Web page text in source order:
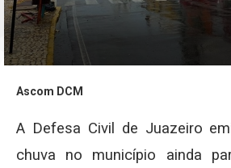
Ascom DCM
A Defesa Civil de Juazeiro
chuva no município ainda